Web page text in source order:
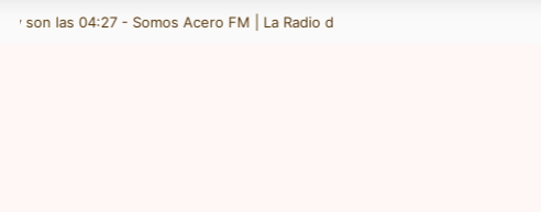
las 04:27 - Somos Acero FM | La Radio de Ramallo | TENEMOS 36 AÃ‘OS DE